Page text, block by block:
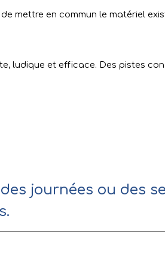
mettre en commun le matériel
ludique et efficace. Des pistes
journées ou des